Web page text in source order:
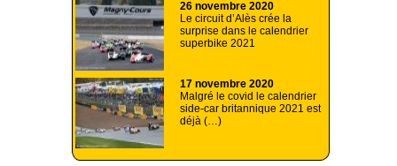
26 novembre 2020
Le circuit d’Alès crée la
surprise dans le calendrier
superbike 2021
17 novembre 2020
Malgré le covid le calendrier
side-car britannique 2021 est
déjà (…)